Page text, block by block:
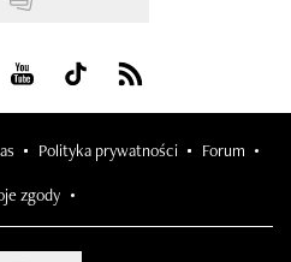
on Instagram
Visit us on Youtube
Visit us on Tiktok
Visit us on Rss
Polityka prywatności Forum
zgody